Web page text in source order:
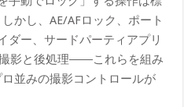
かし、AE/AFロック、ポート
ダー、サードパーティアプリ
影と後処理――これらを組み
並みの撮影コントロールが